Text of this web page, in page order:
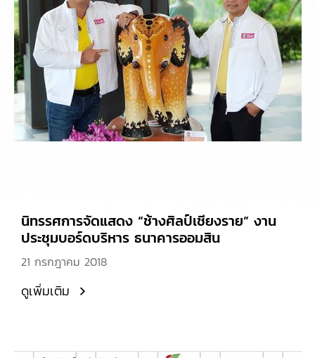
นิทรรศการจัดแสดง “ช้างศิลป์เชียงราย” งาน
ประชุมบอร์ดบริหาร ธนาคารออมสิน
21 กรกฎาคม 2018
ดูเพิ่มเติม